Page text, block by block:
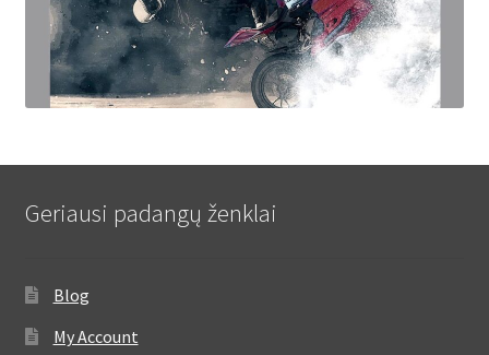
Geriausi padangų ženklai
Blog
My Account